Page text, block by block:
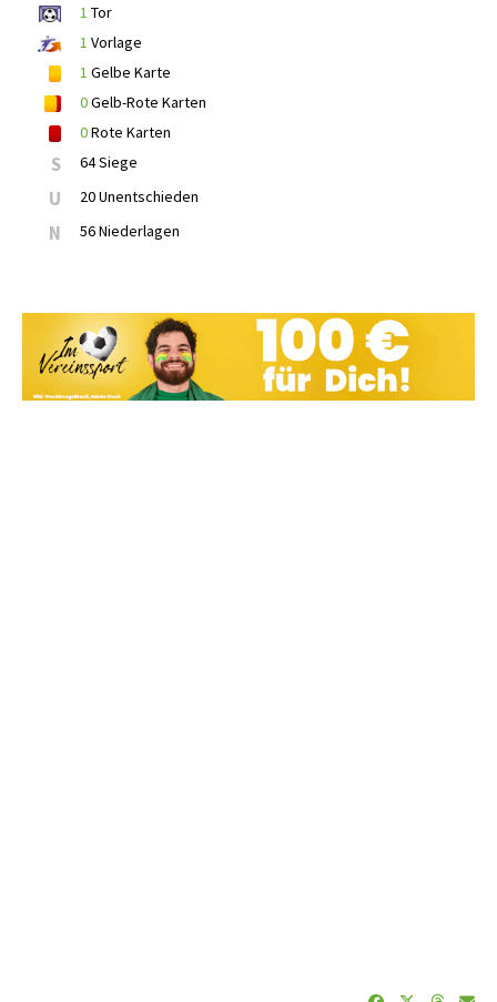
1 Tor
1 Vorlage
1 Gelbe Karte
0Gelb-Rote Karten
0Rote Karten
S 64 Siege
U 20 Unentschieden
N 56 Niederlagen